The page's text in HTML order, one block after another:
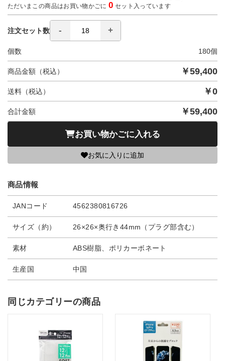
ただいまこの商品はお買い物かごに0 セット入っています
注文セット数
個数 180個
商品金額（税込） ￥59,400
送料（税込） ￥0
合計金額 ￥59,400
お買い物かごに入れる
お気に入りに追加
商品情報
JANコード 4562380816726
サイズ（約） 26×26×奥行き44mm（プラグ部含む）
素材 ABS樹脂、ポリカーボネート
生産国 中国
同じカテゴリーの商品